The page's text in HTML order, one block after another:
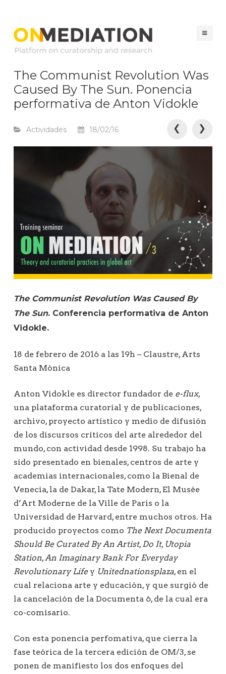
The Communist Revolution Was
Caused By The Sun. Ponencia
performativa de Anton Vidokle
Actividades 18/02/16
c
ó
d
e
e
n
a
s
❮ ❯
The Communist Revolution Was Caused By
The Sun. Conferencia performativa de Anton
Vidokle.
18 de febrero de 2016 a las 19h – Claustre, Arts
Santa Mònica
Anton Vidokle es director fundador de e-flux,
una plataforma curatorial y de publicaciones,
archivo, proyecto artístico y medio de difusión
de los discursos críticos del arte alrededor del
mundo, con actividad desde 1998. Su trabajo ha
sido presentado en bienales, centros de arte y
academias internacionales, como la Bienal de
Venecia, la de Dakar, la Tate Modern, El Musée
d’Art Moderne de la Ville de Paris o la
Universidad de Harvard, entre muchos otros. Ha
producido proyectos como The Next Documenta
Should Be Curated By An Artist, Do It, Utopia
Station,An Imaginary Bank For Everyday
Revolutionary Lifey Unitednationsplaza, en el
cual relaciona arte y educación, y que surgió de
la cancelación de la Documenta 6, de la cual era
co-comisario.
Con esta ponencia perfomativa, que cierra la
fase teórica de la tercera edición de OM/3, se
ponen de manifiesto los dos enfoques del